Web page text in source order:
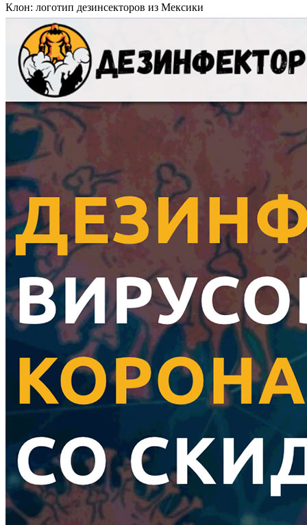
Клон: логотип дезинсекторов из Мексики